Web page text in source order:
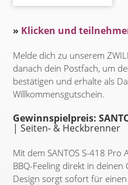
» Klicken und
Melde dich zu unserem
danach dein Postfach, um
bestätigen und erhalte als
Willkommensgutschein.
Gewinnspielpreis:
| Seiten- & Heckbrenner
Mit dem SANTOS S-418 Pro
BBQ-Feeling direkt in deinen
Design sorgt sofort für